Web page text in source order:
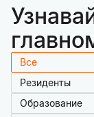
Все
Резиденты
Образование